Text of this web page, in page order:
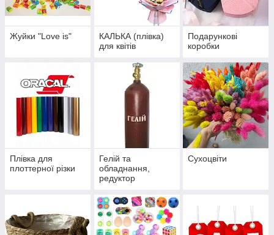
Жуйки "Love is"
КАЛЬКА (плівка)
для квітів
Подарункові
коробки
Плівка для
плоттерної різки
Гелій та
обладнання,
редуктор
Сухоцвіти